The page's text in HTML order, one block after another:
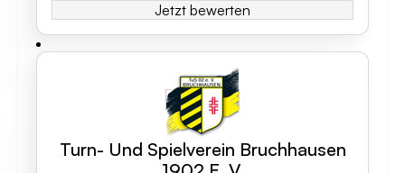
Jetzt bewerten
Turn- Und Spielverein Bruchhausen